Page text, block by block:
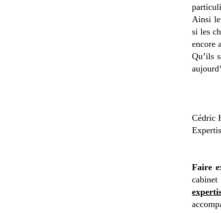
Ainsi
si les
encore
Qu’ils
Cédric
Faire